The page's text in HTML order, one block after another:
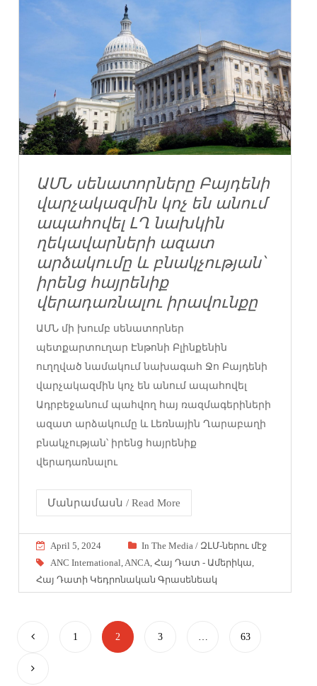
ԱՄՆ սենատորները Բայդենի
վարչակազմին կոչ են անում
ապահովել ԼՂ նախկին
ղեկավարների ազատ
արձակումը և բնակչության՝
իրենց հայրենիք
վերադառնալու իրավունքը
ԱՄՆ մի խումբ սենատորներ
պետքարտուղար Էնթոնի Բլինքենին
ուղղված նամակում նախագահ Ջո Բայդենի
վարչակազմին կոչ են անում ապահովել
Ադրբեջանում պահվող հայ ռազմագերիների
ազատ արձակումը և Լեռնային Ղարաբաղի
բնակչության՝ իրենց հայրենիք
վերադառնալու
Մանրամասն / Read More
April 5, 2024
In The Media / ԶԼՄ-ներու մէջ
ANC International ANCA ,Հայ Դատ - Ամերիկա
Հայ Դատի Կեդրոնական Գրասենեակ
1 2 3 … 63